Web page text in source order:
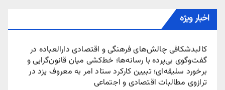
اخبار ویژه
کالبدشکافی چالش‌های فرهنگی و اقتصادی دارالعباده در
گفت‌وگوی بی‌پرده با رسانه‌ها؛ خط‌کشی میان قانون‌گرایی و
برخورد سلیقه‌ای؛ تبیین کارکرد ستاد امر به معروف یزد در
ترازوی مطالبات اقتصادی و اجتماعی